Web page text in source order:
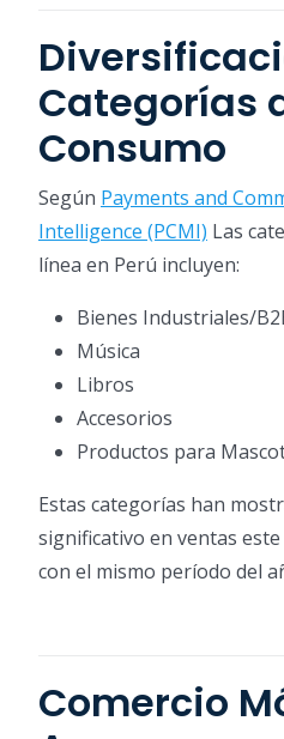
Categorías
Consumo
Según Payments and
Intelligence (PCMI) Las
línea en Perú incluyen:
Bienes Industriales/
Música
Libros
Accesorios
Productos para
Estas categorías han
significativo en ventas
con el mismo período del
Comercio